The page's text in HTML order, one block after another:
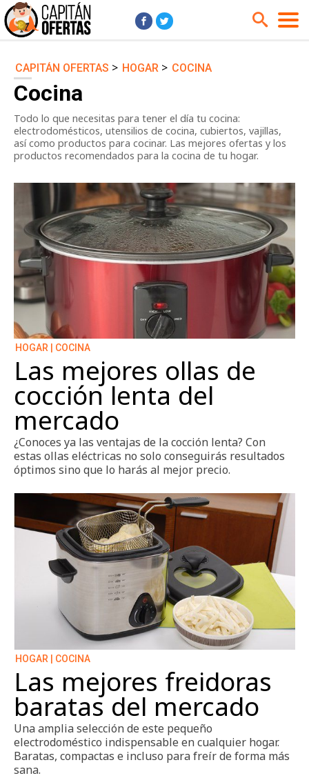
Audio y Música
Cámaras
Cine y Series
Deportes
Financiero
Hogar
Hoteles
Libros
Moda él
Moda ella
Motos
Móviles
Niños
Ordenadores
Tablets
Tecnología
TV
Videojuegos
Zapatos
CAPITÁN OFERTAS > HOGAR > COCINA
Cocina
Todo lo que necesitas para tener el día tu cocina:
electrodomésticos, utensilios de cocina, cubiertos, vajillas,
así como productos para cocinar. Las mejores ofertas y los
productos recomendados para la cocina de tu hogar.
HOGAR | COCINA
Las mejores ollas de
cocción lenta del
mercado
¿Conoces ya las ventajas de la cocción lenta? Con
estas ollas eléctricas no solo conseguirás resultados
óptimos sino que lo harás al mejor precio.
HOGAR | COCINA
Las mejores freidoras
baratas del mercado
Una amplia selección de este pequeño
electrodoméstico indispensable en cualquier hogar.
Baratas, compactas e incluso para freír de forma más
sana.